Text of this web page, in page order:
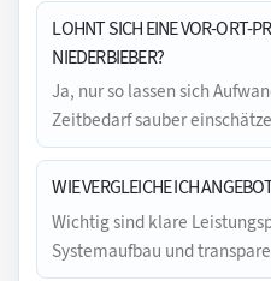
LOHNT SICH EINE VOR-ORT-
NIEDERBIEBER?
Ja, nur so lassen sich
Zeitbedarf sauber
WIE VERGLEICHE ICH
Wichtig sind klare
Systemaufbau und